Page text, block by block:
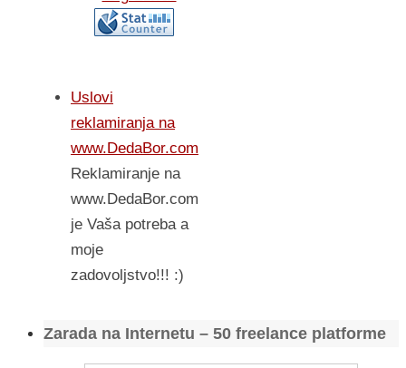
Uslovi
reklamiranja na
www.DedaBor.com
Reklamiranje na
www.DedaBor.com
je Vaša potreba a
moje
zadovoljstvo!!! :)
Zarada na Internetu – 50 freelance platforme